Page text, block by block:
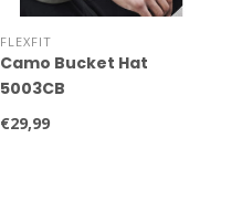
FLEXFIT
Camo Bucket Hat
5003CB
€29,99